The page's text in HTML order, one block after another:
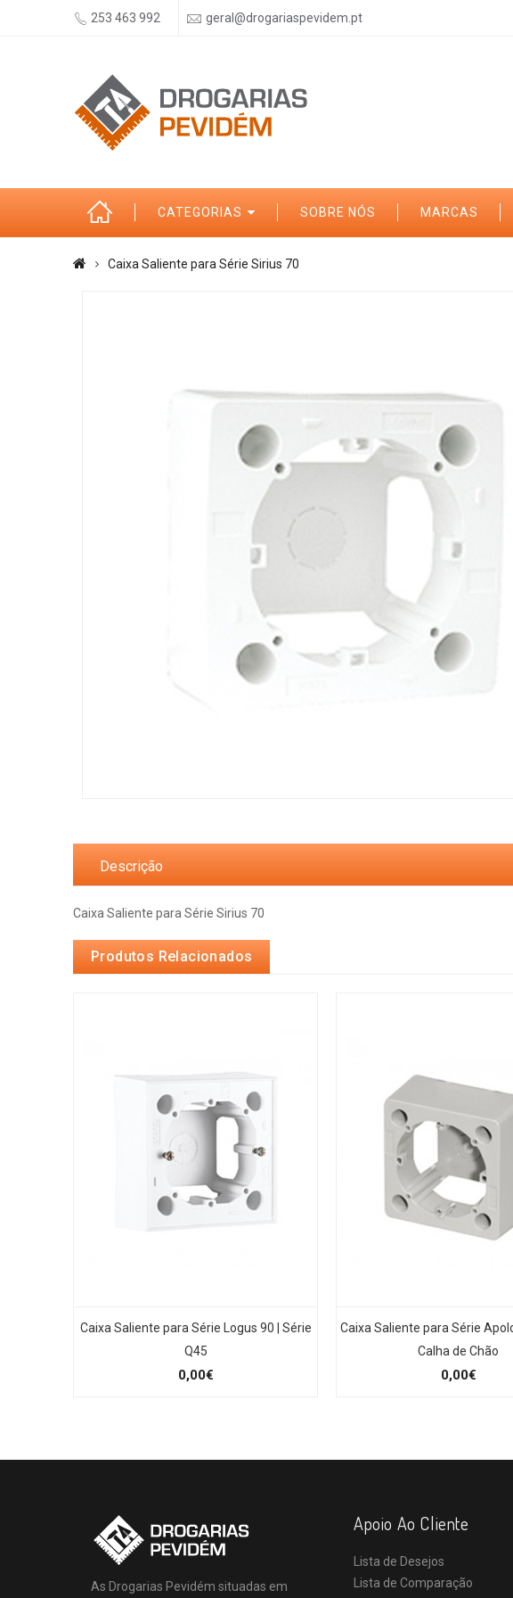
253 463 992 geral@drogariaspevidem.pt
CATEGORIAS SOBRE NÓS MARCAS
Caixa Saliente para Série Sirius 70
Descrição
Caixa Saliente para Série Sirius 70
Produtos Relacionados
Caixa Saliente para Série Logus 90 | Série
Q45
0,00€
Caixa Saliente para Série
Calha de Chão
0,00€
As Drogarias Pevidém situadas em
Apoio Ao Cliente
Lista de Desejos
Lista de Comparação